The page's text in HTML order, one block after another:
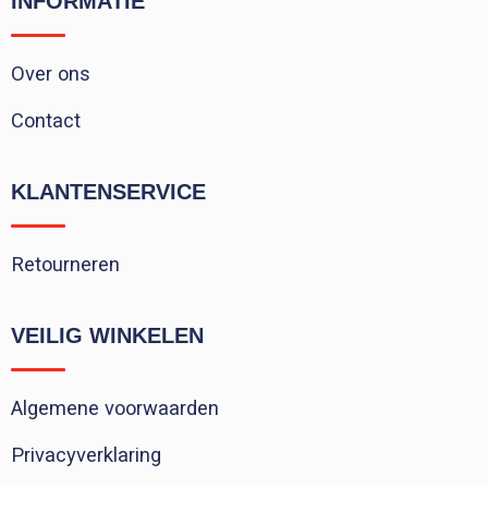
Over ons
Contact
KLANTENSERVICE
Retourneren
VEILIG WINKELEN
Algemene voorwaarden
Privacyverklaring